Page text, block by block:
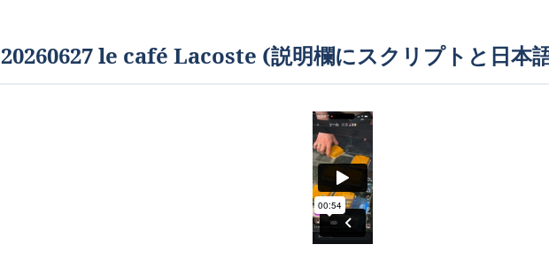
20260627 le café Lacoste (説明欄にスクリプトと日